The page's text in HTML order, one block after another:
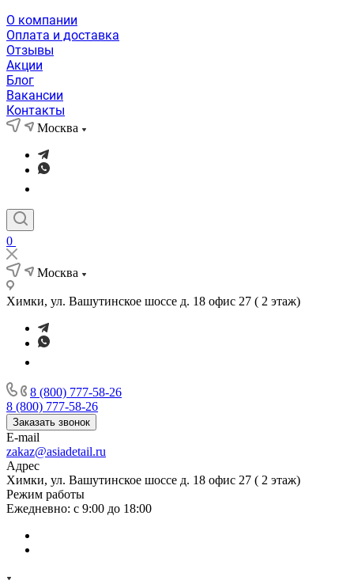
О компании
Оплата и доставка
Отзывы
Акции
Блог
Вакансии
Контакты
Москва
0
Москва
Химки, ул. Вашутинское шоссе д. 18 офис 27 ( 2 этаж)
8 (800) 777-58-26
8 (800) 777-58-26
Заказать звонок
E-mail
zakaz@asiadetail.ru
Адрес
Химки, ул. Вашутинское шоссе д. 18 офис 27 ( 2 этаж)
Режим работы
Ежедневно: с 9:00 до 18:00